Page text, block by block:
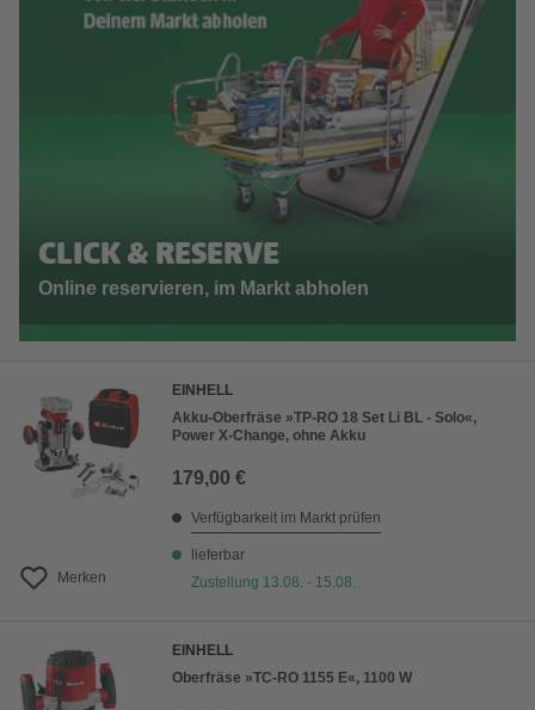
CLICK & RESERVE
Online reservieren, im Markt abholen
Merken
EINHELL
Akku-Oberfräse »TP-RO 18 Set Li BL - Solo«,
Power X-Change, ohne Akku
179,00 €
Verfügbarkeit im Markt prüfen
lieferbar
Zustellung 13.08. - 15.08.
EINHELL
Oberfräse »TC-RO 1155 E«, 1100 W